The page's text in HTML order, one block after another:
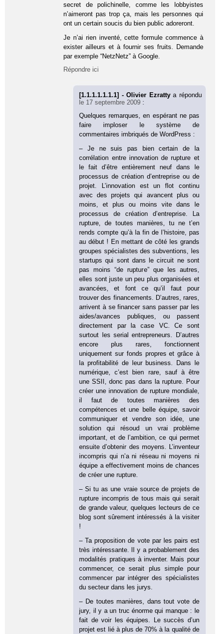
secret de polichinelle, comme les lobbyistes
n’aimeront pas trop ça, mais les personnes qui
ont un certain soucis du bien public adoreront.
Je n’ai rien inventé, cette formule commence à
exister ailleurs et à fournir ses fruits. Demande
par exemple “NetzNetz” à Google.
Répondre ici
[1.1.1.1.1.1.1] - Olivier Ezrattya répondu
le 17 septembre 2009 :
Quelques remarques, en espérant ne pas
faire imploser le système de
commentaires imbriqués de WordPress :
– Je ne suis pas bien certain de la
corrélation entre innovation de rupture et
le fait d’être entièrement neuf dans le
processus de création d’entreprise ou de
projet. L’innovation est un flot continu
avec des projets qui avancent plus ou
moins, et plus ou moins vite dans le
processus de création d’entreprise. La
rupture, de toutes manières, tu ne t’en
rends compte qu’à la fin de l’histoire, pas
au début ! En mettant de côté les grands
groupes spécialistes des subventions, les
startups qui sont dans le circuit ne sont
pas moins “de rupture” que les autres,
elles sont juste un peu plus organisées et
avancées, et font ce qu’il faut pour
trouver des financements. D’autres, rares,
arrivent à se financer sans passer par les
aides/avances publiques, ou passent
directement par la case VC. Ce sont
surtout les serial entrepreneurs. D’autres
encore plus rares, fonctionnent
uniquement sur fonds propres et grâce à
la profitabilité de leur business. Dans le
numérique, c’est bien rare, sauf à être
une SSII, donc pas dans la rupture. Pour
créer une innovation de rupture mondiale,
il faut de toutes manières des
compétences et une belle équipe, savoir
communiquer et vendre son idée, une
solution qui résoud un vrai problème
important, et de l’ambition, ce qui permet
ensuite d’obtenir des moyens. L’inventeur
incompris qui n’a ni réseau ni moyens ni
équipe a effectivement moins de chances
de créer une rupture.
– Si tu as une vraie source de projets de
rupture incompris de tous mais qui serait
de grande valeur, quelques lecteurs de ce
blog sont sûrement intéressés à la visiter
!
– Ta proposition de vote par les pairs est
très intéressante. Il y a probablement des
modalités pratiques à inventer. Mais pour
commencer, ce serait plus simple pour
commencer par intégrer des spécialistes
du secteur dans les jurys.
– De toutes manières, dans tout vote de
jury, il y a un truc énorme qui manque : le
fait de voir les équipes. Le succès d’un
projet est lié à plus de 70% à la qualité de